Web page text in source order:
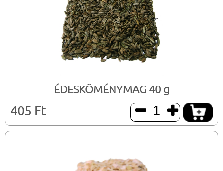
ÉDESKÖMÉNYMAG 40 g
405 Ft  